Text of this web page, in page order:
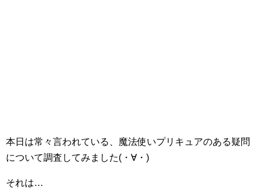
本日は常々言われている、魔法使いプリキュアのある疑問
について調査してみました(・∀・)
それは…